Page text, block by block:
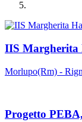
IIS Margherita
Morlupo(Rm) -
Progetto